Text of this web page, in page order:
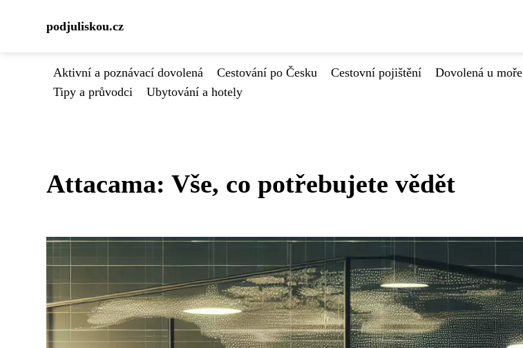
podjuliskou.cz
Aktivní a poznávací dovolená Cestování po Česku Cestovní pojištění Dovolená u moře
Tipy a průvodci
Ubytování a hotely
Attacama: Vše, co potřebujete vědět